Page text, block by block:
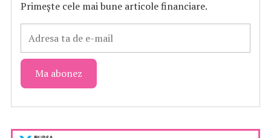
Primește cele mai bune articole financiare.